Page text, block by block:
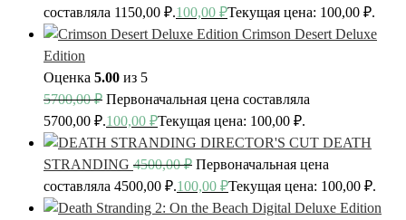
составляла 1150,00 ₽.100,00 ₽Текущая цена: 100,00 ₽.
Crimson Desert Deluxe
Edition
Оценка 5.00 из 5
5700,00₽ Первоначальная цена составляла
5700,00 ₽.100,00 ₽Текущая цена: 100,00 ₽.
DEATH
STRANDING 4500,00₽ Первоначальная цена
составляла 4500,00 ₽.100,00 ₽Текущая цена: 100,00 ₽.